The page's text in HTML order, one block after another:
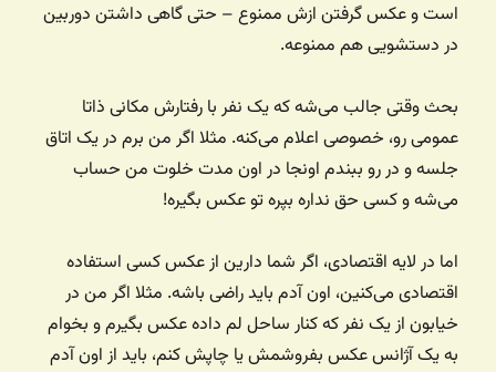
است و عکس گرفتن ازش ممنوع – حتی گاهی داشتن دوربین
در دستشویی هم ممنوعه.
بحث وقتی جالب می‌شه که یک نفر با رفتارش مکانی ذاتا
عمومی رو، خصوصی اعلام می‌کنه. مثلا اگر من برم در یک اتاق
جلسه و در رو ببندم اونجا در اون مدت خلوت من حساب
می‌شه و کسی حق نداره بپره تو عکس بگیره!
اما در لایه اقتصادی، اگر شما دارین از عکس کسی استفاده
اقتصادی می‌کنین، اون آدم باید راضی باشه. مثلا اگر من در
خیابون از یک نفر که کنار ساحل لم داده عکس بگیرم و بخوام
به یک آژانس عکس بفروشمش یا چاپش کنم، باید از اون آدم